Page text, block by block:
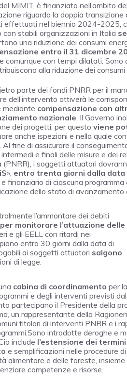
MIMIT, è finanziato nell’ambito del
riguarda la doppia transizione
effettuati nel biennio 2024-2025,
stabili organizzazioni in Italia se
una riduzione dei consumi
entro il 31 dicembre
comunque con tempi dilatati. Sono
alla riduzione dei consumi
parte dei fondi PNRR per il
dell’intervento attiverà le
mediante compensazione con
nazionale. Il Governo
dei progetti; per questo viene
anche ispezioni e nella quale
fine di assicurare il
e finali delle misure e dei
(PNRR), i soggetti attuatori
», entro trenta giorni dalla
finanziario di ciascuna
dello stato di
l’ammontare dei debiti
monitorare l’attuazione delle
e gli EELL con ritardi nei
entro 30 giorni dalla data di
ai soggetti attuatori salgono
di legge.
cabina di coordinamento per
e degli interventi previsti
partecipano il Presidente della
un rappresentante della
titolari di interventi PNRR e i
introdotte deroghe e
include l’estensione dei
e semplificazioni nelle procedure
alimentare e delle foreste,
competenze e risorse.